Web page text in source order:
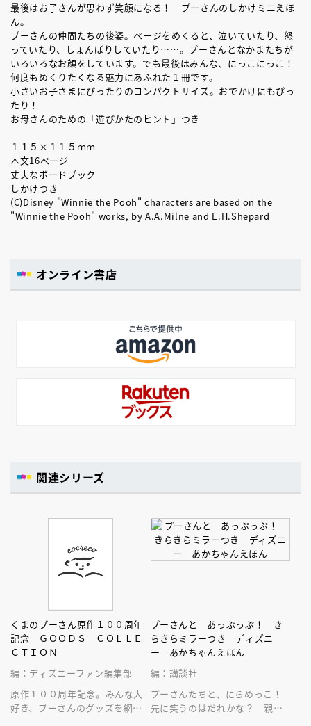
最後はお子さんが思わず笑顔になる！ プーさんのしかけミニえほ
ん。
プーさんの仲間たちの後姿。ページをめくると、泣いていたり、怒
っていたり、しょんぼりしていたり……。プーさんとなかまたちが
いろいろなお顔をしています。でも最後はみんな、にっこにっこ！
何度もめくりたくなる魅力にあふれた１冊です。
小さいお子さまにぴったりのコンパクトサイズ。おでかけにもぴっ
たり！
お母さんのための「遊びかたのヒント」つき
１１５×１１５ｍｍ
本文16ページ
丈夫なボードブック
しかけつき
(C)Disney "Winnie the Pooh" characters are based on the
"Winnie the Pooh" works, by A.A.Milne and E.H.Shepard
オンライン書店
関連シリーズ
くまのプーさん原作１００周年
記念 ＧＯＯＤＳ ＣＯＬＬＥ
ＣＴＩＯＮ
編：ディズニーファン編集部
原作１００周年記念。みんな大
好き、プーさんのグッズを網羅
プーさんと あっぷっぷ！ き
らきらミラーつき ディズニ
ー あかちゃんえほん
編：講談社
プーさんたちと、にらめっこ！
先に笑うのはだれかな？ 親子